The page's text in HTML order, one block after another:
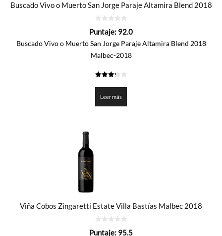
Buscado Vivo o Muerto San Jorge Paraje Altamira Blend 2018
de
Puntaje: 92.0
Buscado Vivo o Muerto San Jorge Paraje Altamira Blend 2018
Malbec-2018
Leer más
Viña Cobos Zingaretti Estate Villa Bastías Malbec 2018
de
Puntaje: 95.5